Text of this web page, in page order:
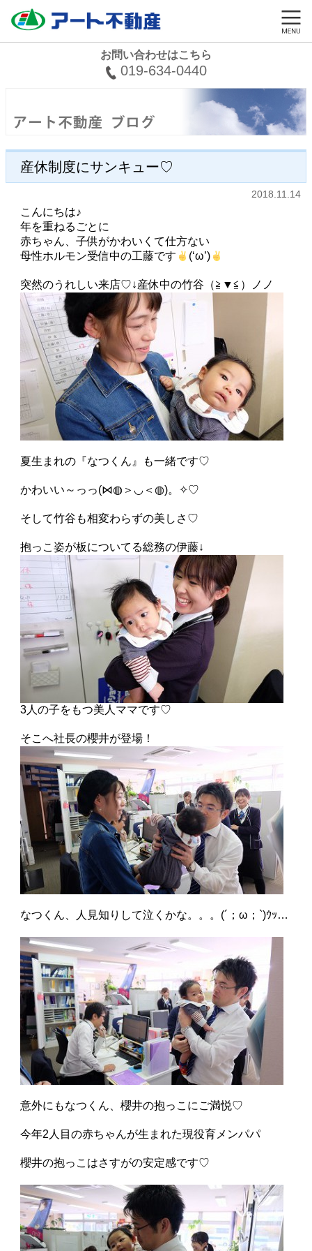
お問い合わせはこちら
019-634-0440
産休制度にサンキュー♡
2018.11.14
こんにちは♪
年を重ねるごとに
赤ちゃん、子供がかわいくて仕方ない
母性ホルモン受信中の工藤です
(‘ω’)
突然のうれしい来店♡↓産休中の竹谷（≧▼≦）ノノ
夏生まれの『なつくん』も一緒です♡
かわいい～っっ(⋈◍＞◡＜◍)。✧♡
そして竹谷も相変わらずの美しさ♡
抱っこ姿が板についてる総務の伊藤↓
3人の子をもつ美人ママです♡
そこへ社長の櫻井が登場！
なつくん、人見知りして泣くかな。。。(´；ω；`)ｳｯ…
意外にもなつくん、櫻井の抱っこにご満悦♡
今年2人目の赤ちゃんが生まれた現役育メンパパ
櫻井の抱っこはさすがの安定感です♡